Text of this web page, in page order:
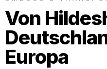
Von
Europa